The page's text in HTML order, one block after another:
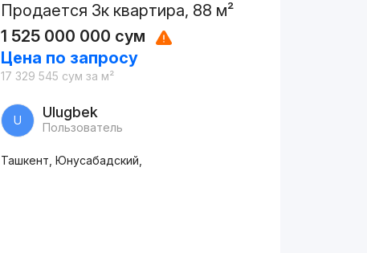
Продается 3к квартира, 88 м²
1 525 000 000 сум
Цена по запросу
17 329 545 сум за м²
U Ulugbek
Пользователь
Ташкент, Юнусабадский,